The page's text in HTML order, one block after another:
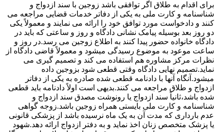
برای اقدام به طلاق اگر توافقی باشد زوجین با سند ازدواج و
شناسنامه و کارت ملی به یکی از دفاتر خدمات قضایی مراجعه می
کنند و دادخواست مورد توافق خود را ارائه می نمایند و معمولاً یکی
دو روز بعد بوسیله پیامک نشانی دادگاه و روز و ساعتی که باید در
دادگاه خانواده حضور پیدا کنند به اطلاع زوجین می رسد.در روز و
ساعت موعود به موضوع رسیدگی میشود و معمولاً قاضی دادگاه از
نظرات مرکز مشاوره هم استفاده می کند و تصمیم گیری می
نماید.تصمیم نهایی دادگاه وقتی قطعی شود بزوجین داده
میشود.آنگاه آنها با دادنامه قطعی شده صادره به یکی از دفاتر
ازدواج و طلاق مراجعه می کنند.بدیهی است اولاً دادنامه باید قطعی
شده باشد،ثانیاً سند ازدواج یا رونوشت مصدق سند ازدواج و
شناسنامه و کارت ملی بایستی همراه زوجین باشد.زوجه گواهی
عدم بارداری که مدت آن به یک ماه نرسیده باشد از پزشکی قانونی
یا پزشک متخصص زنان اخذ نماید و به دفتر ازدواج ارائه دهد.شهود